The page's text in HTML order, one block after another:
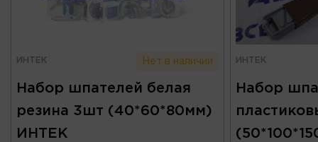
ИНТЕК Нет в наличии
Набор шпателей белая
резина 3шт (40*60*80мм)
ИНТЕК
ИНТЕК
Набор